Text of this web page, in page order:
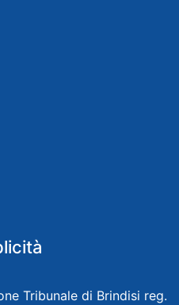
Tribunale di Brindisi reg.